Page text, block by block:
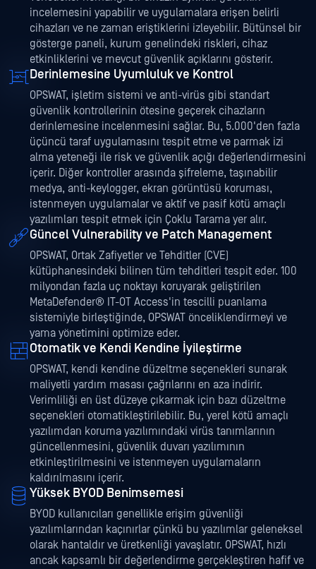
incelemesini yapabilir ve uygulamalara erişen belirli
cihazları ve ne zaman eriştiklerini izleyebilir. Bütünsel bir
gösterge paneli, kurum genelindeki riskleri, cihaz
etkinliklerini ve mevcut güvenlik açıklarını gösterir.
Derinlemesine Uyumluluk ve Kontrol
OPSWAT, işletim sistemi ve anti-virüs gibi standart
güvenlik kontrollerinin ötesine geçerek cihazların
derinlemesine incelenmesini sağlar. Bu, 5.000'den fazla
üçüncü taraf uygulamasını tespit etme ve parmak izi
alma yeteneği ile risk ve güvenlik açığı değerlendirmesini
içerir. Diğer kontroller arasında şifreleme, taşınabilir
medya, anti-keylogger, ekran görüntüsü koruması,
istenmeyen uygulamalar ve aktif ve pasif kötü amaçlı
yazılımları tespit etmek için Çoklu Tarama yer alır.
Güncel Vulnerability ve Patch Management
OPSWAT, Ortak Zafiyetler ve Tehditler (CVE)
kütüphanesindeki bilinen tüm tehditleri tespit eder. 100
milyondan fazla uç noktayı koruyarak geliştirilen
MetaDefender® IT-OT Access'in tescilli puanlama
sistemiyle birleştiğinde, OPSWAT önceliklendirmeyi ve
yama yönetimini optimize eder.
Otomatik ve Kendi Kendine İyileştirme
OPSWAT, kendi kendine düzeltme seçenekleri sunarak
maliyetli yardım masası çağrılarını en aza indirir.
Verimliliği en üst düzeye çıkarmak için bazı düzeltme
seçenekleri otomatikleştirilebilir. Bu, yerel kötü amaçlı
yazılımdan koruma yazılımındaki virüs tanımlarının
güncellenmesini, güvenlik duvarı yazılımının
etkinleştirilmesini ve istenmeyen uygulamaların
kaldırılmasını içerir.
Yüksek BYOD Benimsemesi
BYOD kullanıcıları genellikle erişim güvenliği
yazılımlarından kaçınırlar çünkü bu yazılımlar geleneksel
olarak hantaldır ve üretkenliği yavaşlatır. OPSWAT, hızlı
ancak kapsamlı bir değerlendirme gerçekleştiren hafif ve